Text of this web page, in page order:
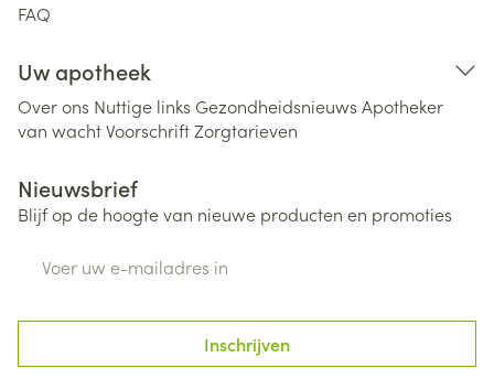
FAQ
Uw apotheek
Over ons Nuttige links Gezondheidsnieuws Apotheker
van wachtVoorschriftZorgtarieven
Nieuwsbrief
Blijf op de hoogte van nieuwe producten en promoties
Inschrijven